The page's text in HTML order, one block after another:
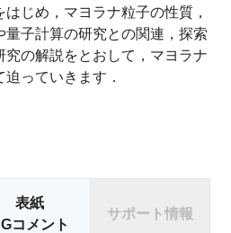
じめ，マヨラナ粒子の性質，
子計算の研究との関連，探索
の解説をとおして，マヨラナ
っていきます．
表紙
コメント
サポート情報